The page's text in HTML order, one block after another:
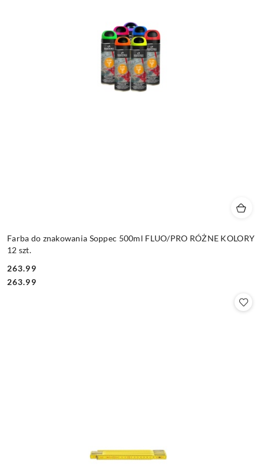
Farba do znakowania Soppec 500ml FLUO/PRO RÓŻNE KOLORY
12 szt.
Cena:
263.99
Cena:
263.99